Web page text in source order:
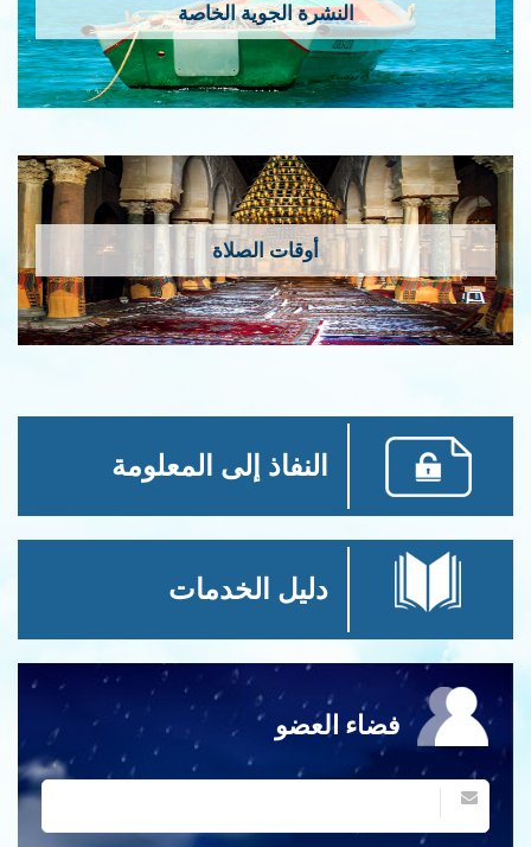
النشرة الجوية الخاصة
أوقات الصلاة
النفاذ إلى المعلومة
دليل الخدمات
فضاء العضو